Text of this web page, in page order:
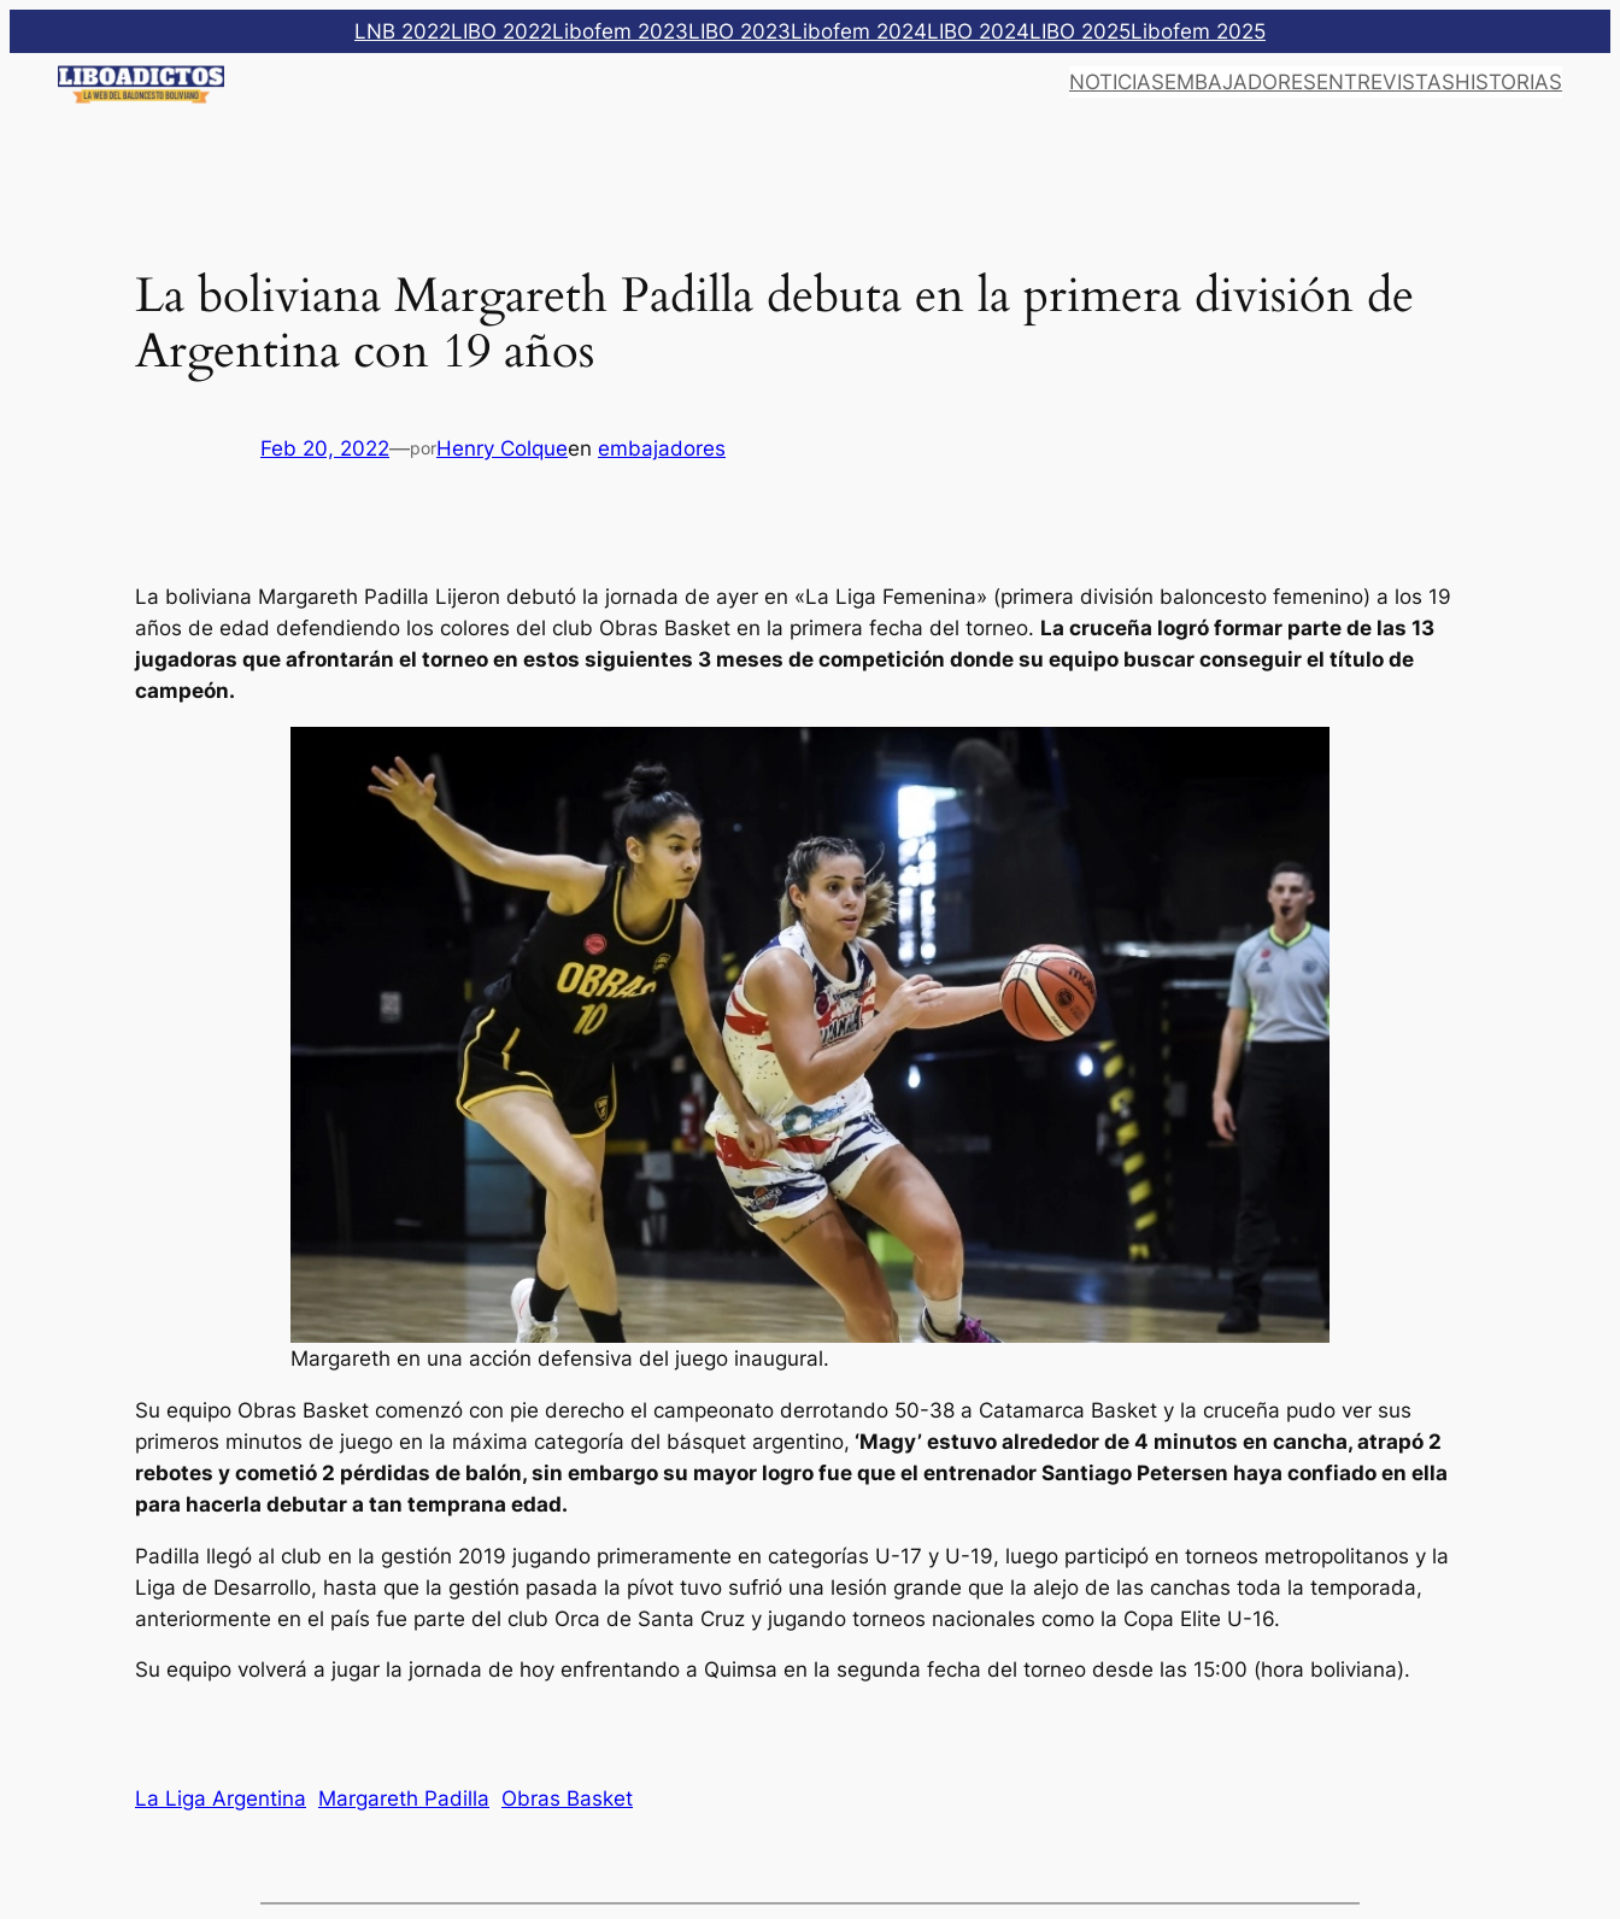
al
contenido
LNB 2022LIBO 2022Libofem 2023LIBO 2023Libofem 2024LIBO 2024LIBO 2025Libofem 2025
NOTICIASEMBAJADORESENTREVISTASHISTORIAS
La boliviana Margareth Padilla debuta en la primera división de
Argentina con 19 años
Feb 20, 2022—porHenry Colqueen embajadores
La boliviana Margareth Padilla Lijeron debutó la jornada de ayer en «La Liga Femenina» (primera división baloncesto femenino) a los 19
años de edad defendiendo los colores del club Obras Basket en la primera fecha del torneo. La cruceña logró formar parte de las 13
jugadoras que afrontarán el torneo en estos siguientes 3 meses de competición donde su equipo buscar conseguir el título de
campeón.
Margareth en una acción defensiva del juego inaugural.
Su equipo Obras Basket comenzó con pie derecho el campeonato derrotando 50-38 a Catamarca Basket y la cruceña pudo ver sus
primeros minutos de juego en la máxima categoría del básquet argentino, ‘Magy’ estuvo alrededor de 4 minutos en cancha, atrapó 2
rebotes y cometió 2 pérdidas de balón, sin embargo su mayor logro fue que el entrenador Santiago Petersen haya confiado en ella
para hacerla debutar a tan temprana edad.
Padilla llegó al club en la gestión 2019 jugando primeramente en categorías U-17 y U-19, luego participó en torneos metropolitanos y la
Liga de Desarrollo, hasta que la gestión pasada la pívot tuvo sufrió una lesión grande que la alejo de las canchas toda la temporada,
anteriormente en el país fue parte del club Orca de Santa Cruz y jugando torneos nacionales como la Copa Elite U-16.
Su equipo volverá a jugar la jornada de hoy enfrentando a Quimsa en la segunda fecha del torneo desde las 15:00 (hora boliviana).
La Liga Argentina Margareth Padilla Obras Basket